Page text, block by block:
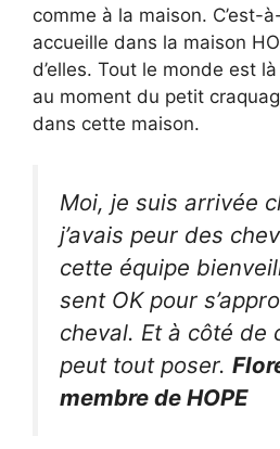
comme à la maison. C’est-
accueille dans la maison
d’elles. Tout le monde est
au moment du petit
dans cette maison.
Moi, je suis arrivée
j’avais peur des
cette équipe
sent OK pour
cheval. Et à côté de
peut tout poser.
membre de HOPE